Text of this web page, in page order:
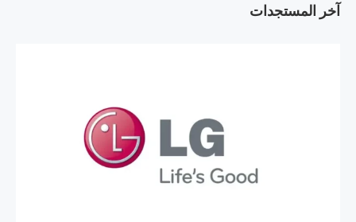
آخر المستجدات